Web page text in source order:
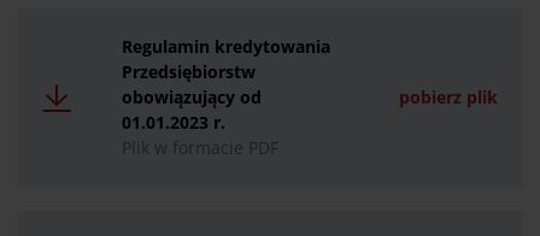
Regulamin kredytowania
Przedsiębiorstw
obowiązujący od
01.01.2023 r.
Plik w formacie PDF
pobierz plik